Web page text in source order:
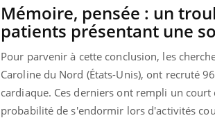
Mémoire, pensée : un
patients présentant une
Pour parvenir à cette conclusion, les
Caroline du Nord (États-Unis), ont recruté
cardiaque. Ces derniers ont rempli un
probabilité de s'endormir lors d'activités